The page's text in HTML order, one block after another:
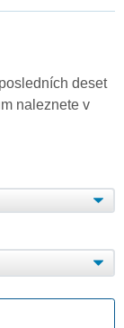
deset
naleznete v